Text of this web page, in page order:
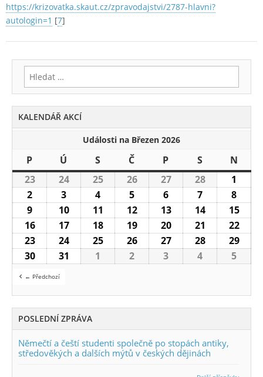
https://krizovatka.skaut.cz/zpravodajstvi/2787-hlavni?
autologin=1 [7]
Vyhledávání
KALENDÁŘ AKCÍ
Události na Březen 2026
P Pondělí
Ú SStředaČ Čtvrtek
P SSobotaN
2323.2.2026
2424.2.2026
2525.2.2026
2626.2.2026
2727.2.2026
2828.2.2026
1
2 2.3.2026
3 3.3.2026
4 4.3.2026
5 5.3.2026
6 6.3.2026
7 7.3.2026
8
9 9.3.2026
1010.3.2026
11 11.3.2026
1212.3.2026
1313.3.2026
1414.3.2026
15
1616.3.2026
1717.3.2026
1818.3.2026
1919.3.2026
2020.3.2026
21 21.3.2026
22
2323.3.2026
2424.3.2026
2525.3.2026
2626.3.2026
2727.3.2026
2828.3.2026
29
3030.3.2026
31 31.3.2026
1 1.4.2026
2 2.4.2026
3 3.4.2026
4 4.4.2026
5
← Předchozí
POSLEDNÍ ZPRÁVA
Němečtí a čeští studenti společně po stopách antiky,
středověkých a dalších mýtů v českých dějinách